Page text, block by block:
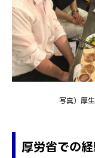
写真）厚
厚労省での